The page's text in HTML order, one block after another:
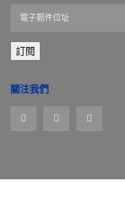
郵
件
址
訂閱
關注我們